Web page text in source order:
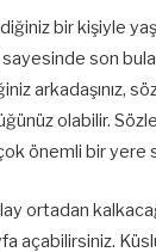
bir kişiyle
son
arkadaşınız,
olabilir.
önemli bir yere
ortadan
açabilirsiniz.